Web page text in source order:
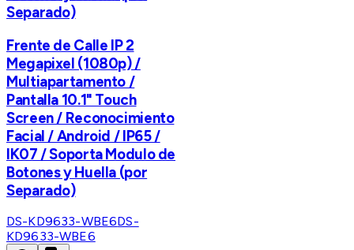
Separado)
Frente de Calle IP 2
Megapixel (1080p) /
Multiapartamento /
Pantalla 10.1" Touch
Screen / Reconocimiento
Facial / Android / IP65 /
IK07 / Soporta Modulo de
Botones y Huella (por
Separado)
DS-KD9633-WBE6DS-
KD9633-WBE6